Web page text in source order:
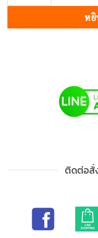
หยิ
ติดต่อสั่